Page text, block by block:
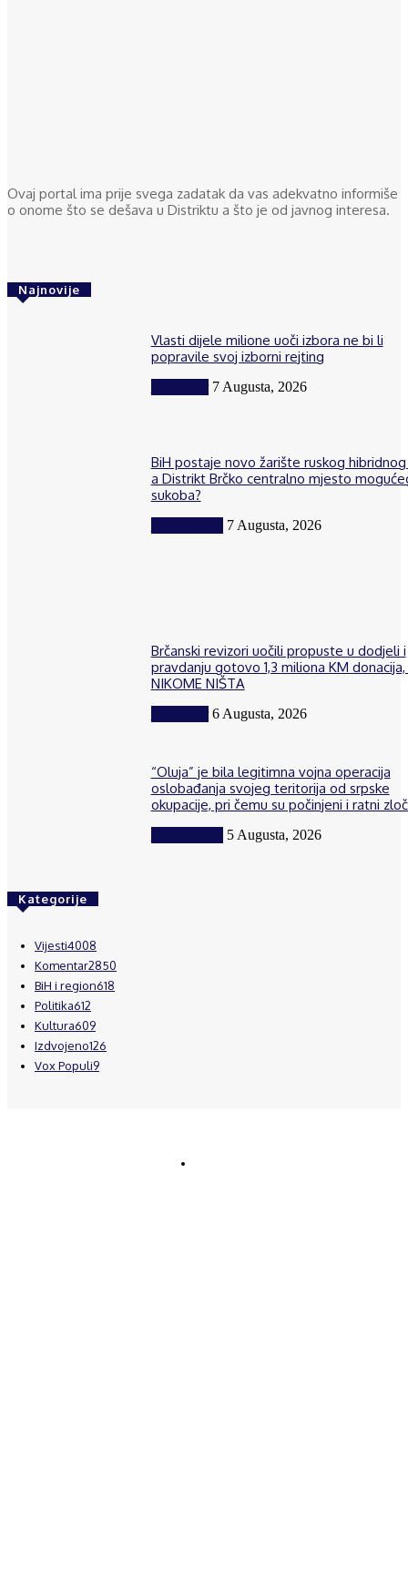
Ovaj portal ima prije svega zadatak da vas adekvatno informiše
o onome što se dešava u Distriktu a što je od javnog interesa.
Najnovije
Vlasti dijele milione uoči izbora ne bi li
popravile svoj izborni rejting
7 Augusta, 2026
BiH postaje novo žarište ruskog
a Distrikt Brčko centralno mjesto
sukoba?
7 Augusta, 2026
Brčanski revizori uočili propuste u dodjeli i
pravdanju gotovo 1,3 miliona KM donacija,
NIKOME NIŠTA
6 Augusta, 2026
“Oluja” je bila legitimna vojna operacija
oslobađanja svojeg teritorija od srpske
okupacije, pri čemu su počinjeni i ratni
5 Augusta, 2026
Kategorije
Vijesti4008
Komentar2850
BiH i region618
Politika612
Kultura609
Izdvojeno126
Vox Populi9